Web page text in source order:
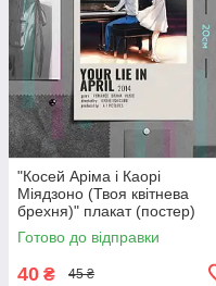
"Косей Аріма і Каорі
Міядзоно (Твоя квітнева
брехня)" плакат (постер)
розміром А5 (14х20см)
Готово до відправки
40 ₴ 45 ₴